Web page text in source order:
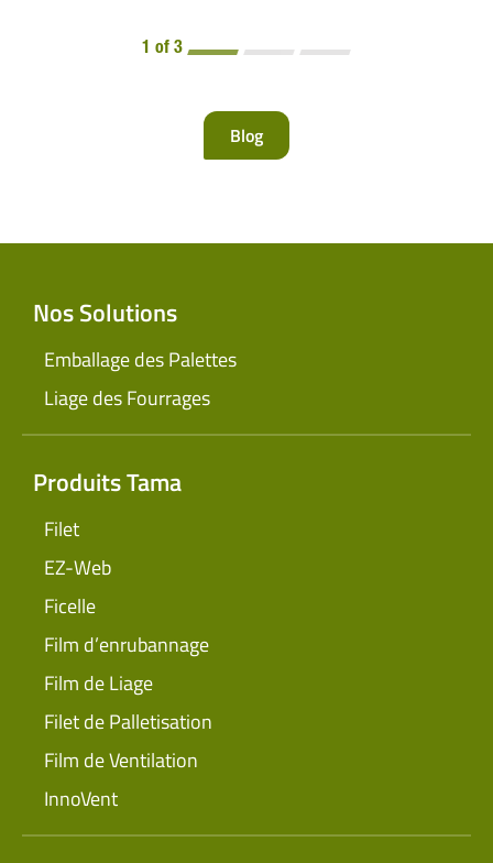
1 of 3
Blog
Nos Solutions
Emballage des Palettes
Liage des Fourrages
Produits Tama
Filet
EZ-Web
Ficelle
Film d’enrubannage
Film de Liage
Filet de Palletisation
Film de Ventilation
InnoVent